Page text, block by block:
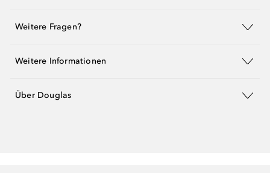
Weitere Fragen?
Weitere Informationen
Über Douglas